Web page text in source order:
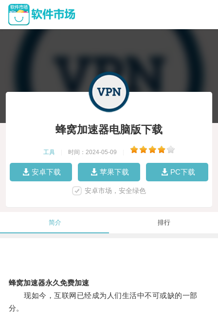
蜂窝加速器电脑版下载
工具 时间：2024-05-09
安卓下载 苹果下载 PC下载
安卓市场，安全绿色
简介 排行
蜂窝加速器永久免费加速
现如今，互联网已经成为人们生活中不可或缺的一部
分。